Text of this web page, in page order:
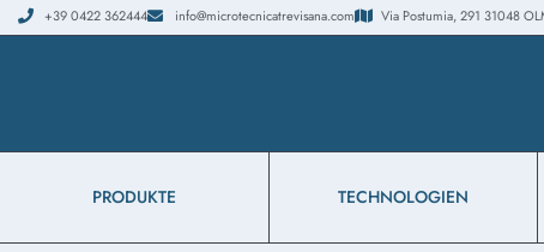
+39 0422 362444 info@microtecnicatrevisana.com Via Postumia, 291 31048
PRODUKTE TECHNOLOGIEN